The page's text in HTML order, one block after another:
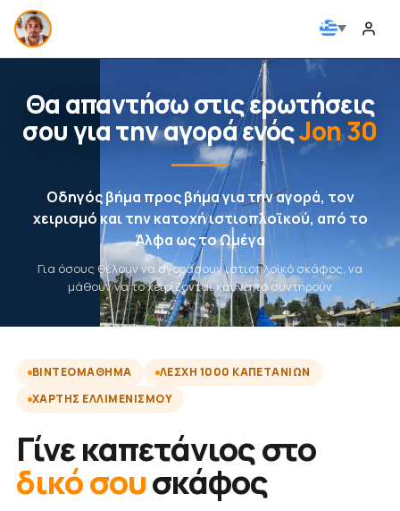
Θα απαντήσω στις ερωτήσεις
σου για την αγορά ενόςJon 30
Οδηγός βήμα προς βήμα για την αγορά, τον
χειρισμό και την κατοχή ιστιοπλοϊκού, από το
Άλφα ως το Ωμέγα
Για όσους θέλουν να αγοράσουν ιστιοπλοϊκό σκάφος, να
μάθουν να το χειρίζονται και να το συντηρούν
ΒΙΝΤΕΟΜΆΘΗΜΑ
ΛΈΣΧΗ 1000 ΚΑΠΕΤΆΝΙΩΝ
ΧΆΡΤΗΣ ΕΛΛΙΜΕΝΙΣΜΟΎ
Γίνε καπετάνιος στο
δικό σουσκάφος